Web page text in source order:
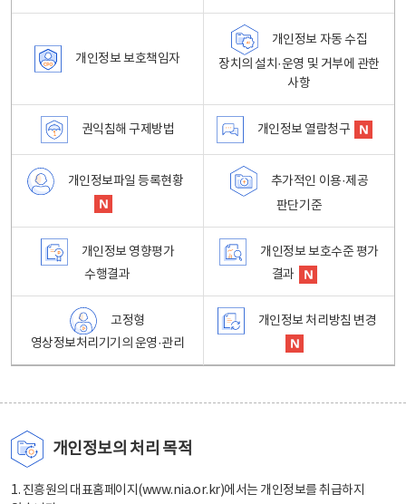
개인정보 보호책임자
개인정보 자동 수집
장치의 설치·운영 및 거부에 관한
사항
권익침해 구제방법 개인정보 열람청구
개인정보파일 등록현황
추가적인 이용·제공
판단기준
개인정보 영향평가
수행결과
개인정보 보호수준 평가
결과
고정형
영상정보처리기기의 운영·관리
개인정보 처리방침 변경
개인정보의 처리 목적
1. 진흥원의 대표홈페이지(www.nia.or.kr)에서는 개인정보를 취급하지